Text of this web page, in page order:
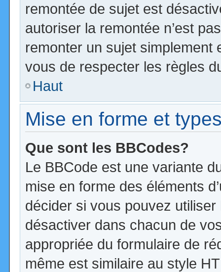
remontée de sujet est
autoriser la remontée n’est
remonter un sujet
vous de respecter les règles
Haut
Mise en forme et
Que sont les BBCodes?
Le BBCode est une variante
mise en forme des éléments
décider si vous pouvez
désactiver dans chacun de
appropriée du formulaire de
même est similaire au style